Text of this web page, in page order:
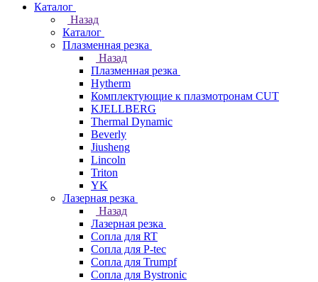
Каталог
Назад
Каталог
Плазменная резка
Назад
Плазменная резка
Hytherm
Комплектующие к плазмотронам CUT
KJELLBERG
Thermal Dynamic
Beverly
Jiusheng
Lincoln
Triton
YK
Лазерная резка
Назад
Лазерная резка
Сопла для RT
Сопла для P-tec
Сопла для Trumpf
Сопла для Bystronic